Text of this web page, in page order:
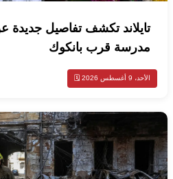
تايلاند تكشف تفاصيل
مدرسة قرب بانكوك
الأحد، 9 أغسطس 2026 🗓️